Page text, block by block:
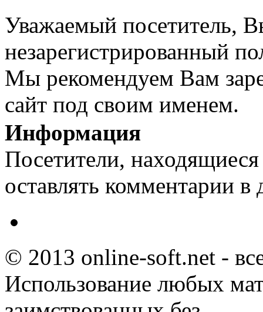
Уважаемый посетитель,
незарегистрированный
Мы рекомендуем Вам
сайт под своим именем.
Информация
Посетители,
оставлять комментарии в
© 2013 online-soft.net -
Использование любых